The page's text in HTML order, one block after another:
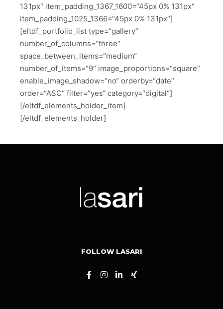
131px“ item_padding_1367_1600=“45px 0% 131px“
item_padding_1025_1366=“45px 0% 131px“]
[eltdf_portfolio_list type=“gallery“
number_of_columns=“three“
space_between_items=“medium“
number_of_items=“9″ image_proportions=“square“
enable_image_shadow=“no“ orderby=“date“
order=“ASC“ filter=“yes“ category=“digital“]
[/eltdf_elements_holder_item]
[/eltdf_elements_holder]
FOLLOW LASARI